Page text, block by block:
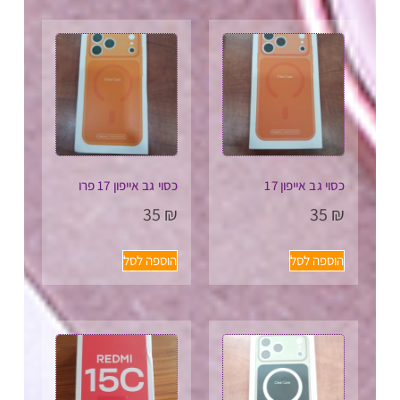
כסוי גב אייפון 17
35 ₪
הוספה לסל
כסוי גב אייפון 17 פרו
35 ₪
הוספה לסל